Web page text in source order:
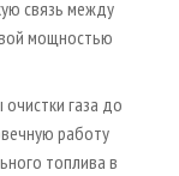
связь между
мощностью
газа до
работу
топлива в